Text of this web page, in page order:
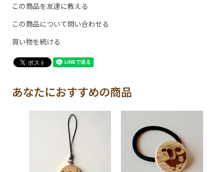
この商品を友達に教える
この商品について問い合わせる
買い物を続ける
あなたにおすすめの商品